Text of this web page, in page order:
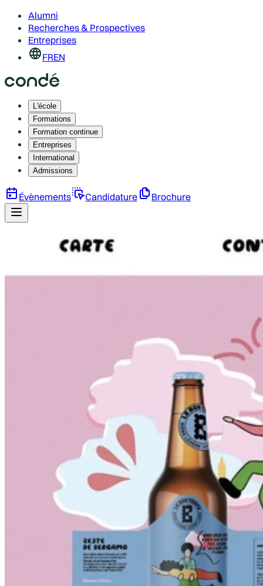
Alumni
Recherches & Prospectives
Entreprises
FREN
L'école
Formations
Formation continue
Entreprises
International
Admissions
Évènements Candidature Brochure